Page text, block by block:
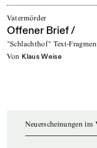
Vatermörder
Offener Brief /
"Schlachthof" Text-
von Klaus Weise
Neuerscheinungen im